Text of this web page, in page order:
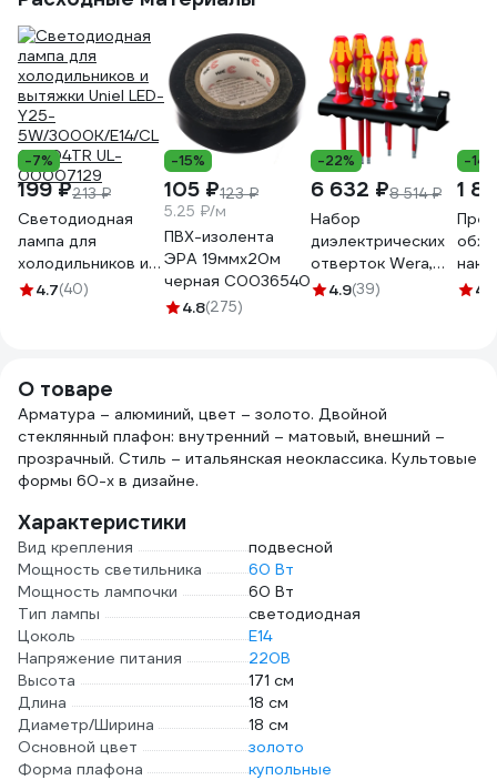
-7%
199 ₽213 ₽
Светодиодная
лампа для
холодильников и
вытяжки Uniel LED-
4.7(40)
-15%
105 ₽123 ₽
5.25 ₽/м
ПВХ-изолента
ЭРА 19ммх20м
черная C0036540
4.8(275)
-22%
6 632 ₽8 514 ₽
Набор
диэлектрических
отверток Wera,
VDE, индикатор
4.9(39)
-
1
4.5
О товаре
Арматура – алюминий, цвет – золото. Двойной
стеклянный плафон: внутренний – матовый, внешний –
прозрачный. Стиль – итальянская неоклассика. Культовые
формы 60-х в дизайне.
Характеристики
Вид крепления
подвесной
Мощность светильника
60 Вт
Мощность лампочки
60 Вт
Тип лампы
светодиодная
Цоколь
E14
Напряжение питания
220В
Высота
171 см
Длина
18 см
Диаметр/Ширина
18 см
Основной цвет
золото
Форма плафона
купольные